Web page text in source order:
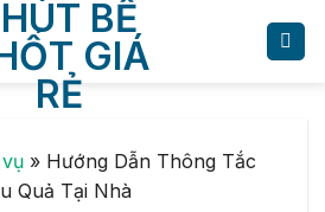
» Hướng Dẫn Thông Tắc
Quả Tại Nhà